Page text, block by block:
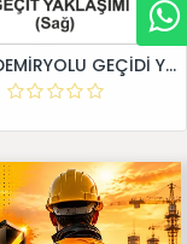
T-29a DEMİRYOLU GEÇİDİ YAKLAŞIM LEVHALARI (Sağ)